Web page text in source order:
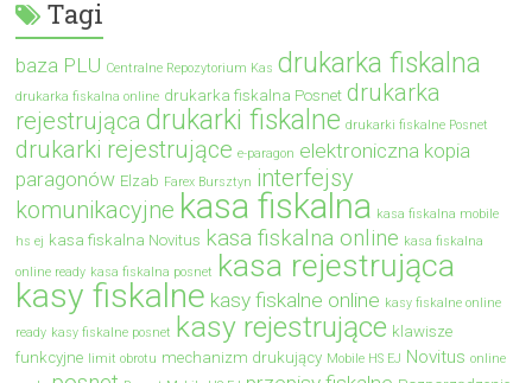
Tagi
baza PLU Centralne Repozytorium Kas drukarka fiskalna
drukarka fiskalna online drukarka fiskalna Posnet drukarka
rejestrująca drukarki fiskalne drukarki fiskalne Posnet
drukarki rejestrujące e-paragon elektroniczna kopia
paragonów Elzab Farex Bursztyn interfejsy
komunikacyjne kasa fiskalna kasa fiskalna mobile
hs ej kasa fiskalna Novitus kasa fiskalna online kasa fiskalna
online ready kasa fiskalna posnet kasa rejestrująca
kasy fiskalne kasy fiskalne online kasy fiskalne online
ready kasy fiskalne posnet kasy rejestrujące klawisze
funkcyjne limit obrotu mechanizm drukujący Mobile HS EJ Novitus online